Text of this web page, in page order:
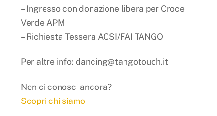
– Ingresso con donazione libera per Croce
Verde APM
– Richiesta Tessera ACSI/FAI TANGO
Per altre info: dancing@tangotouch.it
Non ci conosci ancora?
Scopri chi siamo